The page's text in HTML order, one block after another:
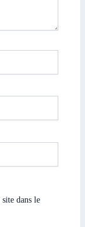
dans le